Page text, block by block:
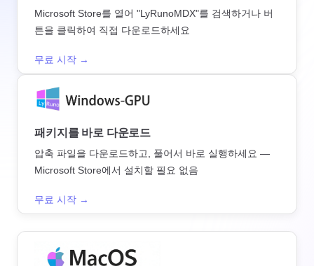
Microsoft Store를 열어 "LyRunoMDX"를 검색하거나 버
튼을 클릭하여 직접 다운로드하세요
무료 시작 →
패키지를 바로 다운로드
압축 파일을 다운로드하고, 풀어서 바로 실행하세요 —
Microsoft Store에서 설치할 필요 없음
무료 시작 →